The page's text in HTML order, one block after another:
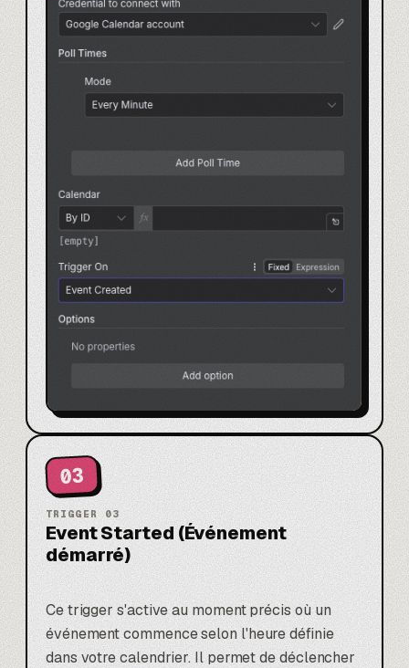
03
TRIGGER 03
Event Started (Événement
démarré)
Ce trigger s'active au moment précis où un
événement commence selon l'heure définie
dans votre calendrier. Il permet de déclencher